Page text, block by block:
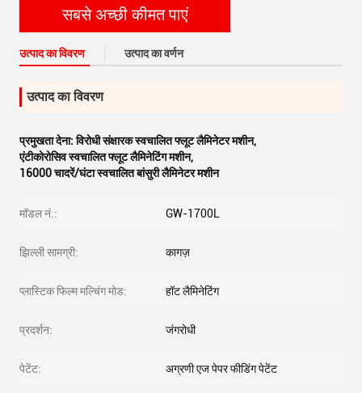
सबसे अच्छी कीमत पाएं
उत्पाद का विवरण उत्पाद का वर्णन
उत्पाद का विवरण
प्रमुखता देना:विरोधी संक्षारक स्वचालित फ्लूट लैमिनेटर मशीन,
एंटीकोरोसिव स्वचालित फ्लूट लैमिनेटिंग मशीन,
16000 चादरें/घंटा स्वचालित बांसुरी लैमिनेटर मशीन
मॉडल नं.: GW-1700L
झिल्ली सामग्री: कागज़
प्लास्टिक फिल्म मल्चिंग मोड: हॉट लैमिनेटिंग
प्रदर्शन: जंगरोधी
पेटेंट: अग्रणी एज पेपर फीडिंग पेटेंट